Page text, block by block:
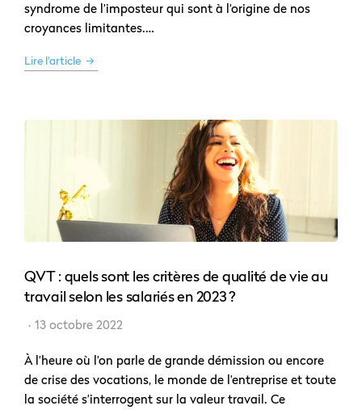
syndrome de l’imposteur qui sont à l’origine de nos
croyances limitantes.…
Lire l'article
QVT : quels sont les critères de qualité de vie au
travail selon les salariés en 2023 ?
13 octobre 2022
À l’heure où l’on parle de grande démission ou encore
de crise des vocations, le monde de l’entreprise et toute
la société s’interrogent sur la valeur travail. Ce